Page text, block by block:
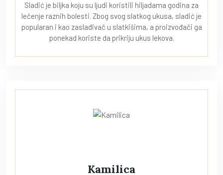
Sladić je biljka koju su ljudi koristili hiljadama godina za
lečenje raznih bolesti. Zbog svog slatkog ukusa, sladić je
popularan i kao zaslađivač u slatkišima, a proizvođači ga
ponekad koriste da prikriju ukus lekova.
Kamilica